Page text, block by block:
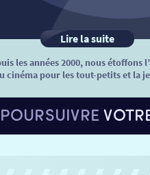
Lire la suite
les années 2000, nous étoffons
cinéma pour les tout-petits et la